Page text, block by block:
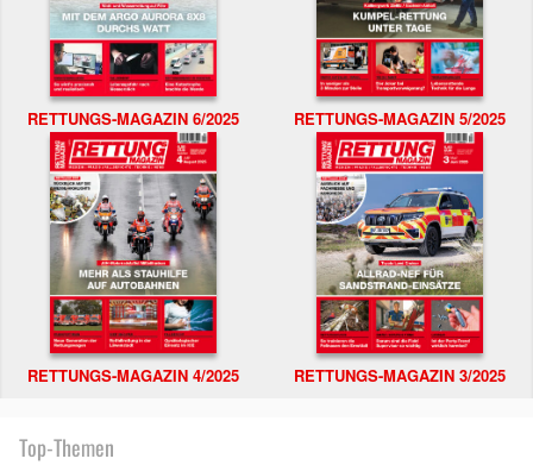
RETTUNGS-MAGAZIN 6/2025 RETTUNGS-MAGAZIN 5/2025
RETTUNGS-MAGAZIN 4/2025 RETTUNGS-MAGAZIN 3/2025
Top-Themen